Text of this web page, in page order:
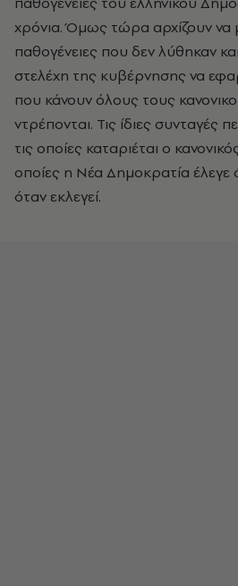
χρόνια. Όμως τώρα αρχίζουν να
παθογένειες που δεν λύθηκαν
στελέχη της κυβέρνησης να
που κάνουν όλους τους
ντρέπονται. Τις ίδιες συνταγές
τις οποίες καταριέται ο
οποίες η Νέα Δημοκρατία έλεγε
όταν εκλεγεί.